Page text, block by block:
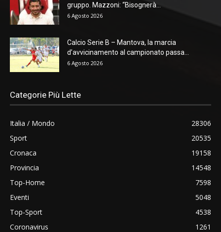
gruppo. Mazzoni: “Bisognerà...
6 Agosto 2026
Calcio Serie B – Mantova, la marcia
d’avvicinamento al campionato passa...
6 Agosto 2026
Categorie Più Lette
Italia / Mondo
28306
Sport
20535
Cronaca
19158
Provincia
14548
Top-Home
7598
Eventi
5048
Top-Sport
4538
Coronavirus
1261